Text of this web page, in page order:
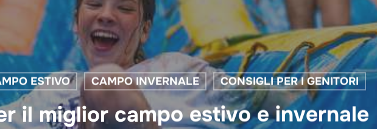
ESTIVO CAMPO INVERNALE CONSIGLI PER I GENITORI
il miglior campo estivo e invernale